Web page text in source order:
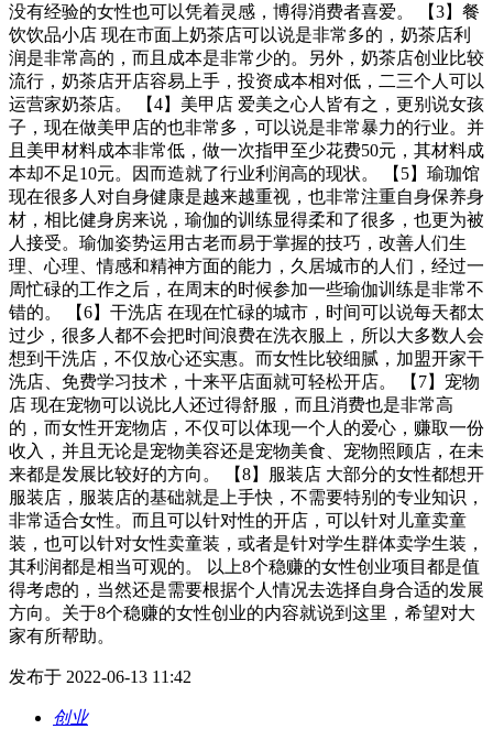
没有经验的女性也可以凭着灵感，博得消费者喜爱。 【3】餐
饮饮品小店 现在市面上奶茶店可以说是非常多的，奶茶店利
润是非常高的，而且成本是非常少的。另外，奶茶店创业比较
流行，奶茶店开店容易上手，投资成本相对低，二三个人可以
运营家奶茶店。 【4】美甲店 爱美之心人皆有之，更别说女孩
子，现在做美甲店的也非常多，可以说是非常暴力的行业。并
且美甲材料成本非常低，做一次指甲至少花费50元，其材料成
本却不足10元。因而造就了行业利润高的现状。 【5】瑜珈馆
现在很多人对自身健康是越来越重视，也非常注重自身保养身
材，相比健身房来说，瑜伽的训练显得柔和了很多，也更为被
人接受。瑜伽姿势运用古老而易于掌握的技巧，改善人们生
理、心理、情感和精神方面的能力，久居城市的人们，经过一
周忙碌的工作之后，在周末的时候参加一些瑜伽训练是非常不
错的。 【6】干洗店 在现在忙碌的城市，时间可以说每天都太
过少，很多人都不会把时间浪费在洗衣服上，所以大多数人会
想到干洗店，不仅放心还实惠。而女性比较细腻，加盟开家干
洗店、免费学习技术，十来平店面就可轻松开店。 【7】宠物
店 现在宠物可以说比人还过得舒服，而且消费也是非常高
的，而女性开宠物店，不仅可以体现一个人的爱心，赚取一份
收入，并且无论是宠物美容还是宠物美食、宠物照顾店，在未
来都是发展比较好的方向。 【8】服装店 大部分的女性都想开
服装店，服装店的基础就是上手快，不需要特别的专业知识，
非常适合女性。而且可以针对性的开店，可以针对儿童卖童
装，也可以针对女性卖童装，或者是针对学生群体卖学生装，
其利润都是相当可观的。 以上8个稳赚的女性创业项目都是值
得考虑的，当然还是需要根据个人情况去选择自身合适的发展
方向。关于8个稳赚的女性创业的内容就说到这里，希望对大
家有所帮助。
发布于 2022-06-13 11:42
创业